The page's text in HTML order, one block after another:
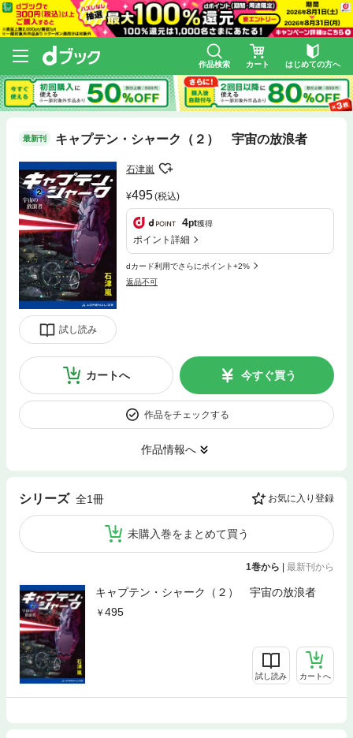
作品検索 カート はじめての方へ
最新刊 キャプテン・シャーク（２） 宇宙の放浪者
試し読み
石津嵐
495(税込)
4pt獲得
ポイント詳細
dカード利用でさらにポイント+2%
返品不可
カートへ 今すぐ買う
作品をチェックする
作品情報へ
シリーズ 全1冊 お気に入り登録
未購入巻をまとめて買う
1巻から 最新刊から
キャプテン・シャーク（２） 宇宙の放浪者
495
試し読み カートへ